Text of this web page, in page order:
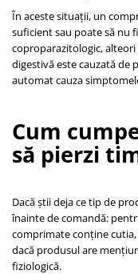
În aceste situații, un
suficient sau poate să nu
coproparazitologic,
digestivă este cauzată de
automat cauza
Cum
să pierzi
Dacă știi deja ce tip de
înainte de comandă:
comprimate conține
dacă produsul are
fiziologică.